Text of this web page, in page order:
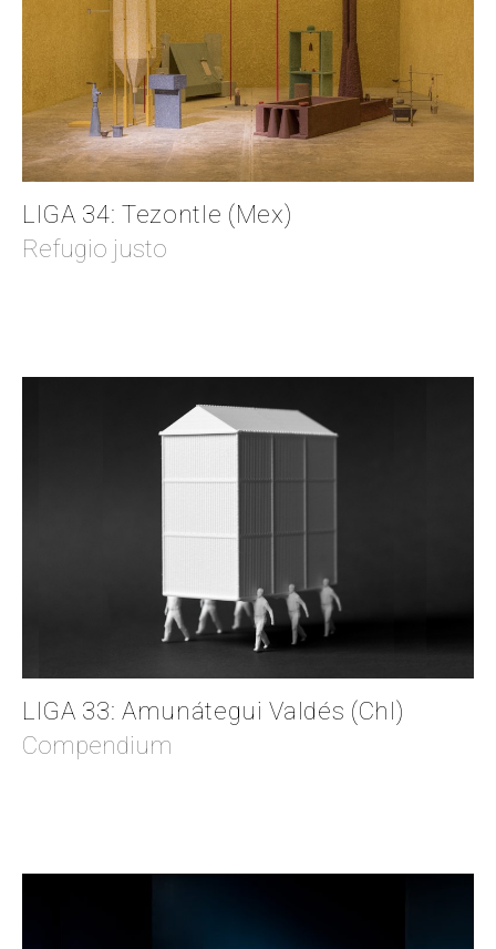
LIGA 34: Tezontle (Mex)
Refugio justo
LIGA 33: Amunátegui Valdés (Chl)
Compendium